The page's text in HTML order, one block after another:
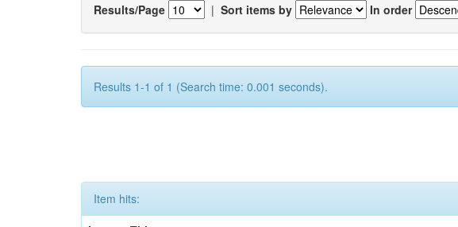
Results/Page | Sort items by In order
Results 1-1 of 1 (Search time: 0.001 seconds).
Item hits: